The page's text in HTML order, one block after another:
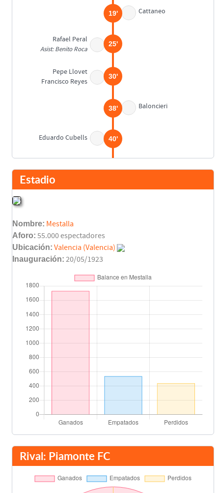
Cattaneo
19'
Rafael Peral
Asist: Benito Roca
25'
Pepe Llovet
Francisco Reyes
30'
Baloncieri
38'
Eduardo Cubells 40'
Descanso 45'
Final del partido
Estadio
Nombre: Mestalla
Aforo: 55.000 espectadores
Ubicación: Valencia (Valencia)
Inauguración: 20/05/1923
Rival: Piamonte FC